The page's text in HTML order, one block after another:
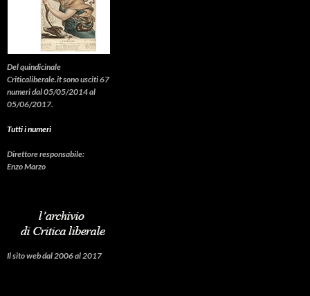
Del quindicinale
Criticaliberale.it sono usciti 67
numeri dal 05/05/2014 al
05/06/2017.
Tutti i numeri
Direttore responsabile:
Enzo Marzo
Il sito web dal 2006 al 2017